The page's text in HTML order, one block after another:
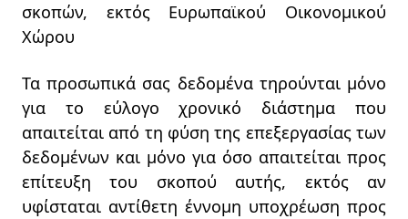
σκοπών, εκτός Ευρωπαϊκού Οικονομικού
Χώρου
Τα προσωπικά σας δεδομένα τηρούνται μόνο
για το εύλογο χρονικό διάστημα που
απαιτείται από τη φύση της επεξεργασίας των
δεδομένων και μόνο για όσο απαιτείται προς
επίτευξη του σκοπού αυτής, εκτός αν
υφίσταται αντίθετη έννομη υποχρέωση προς